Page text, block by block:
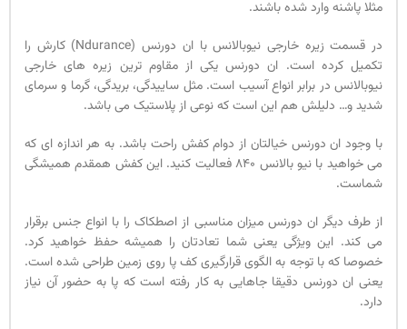
مثلا پاشنه وارد شده باشند.
در قسمت زیره خارجی نیوبالانس با ان دورنس (Ndurance) کارش را
تکمیل کرده است. ان دورنس یکی از مقاوم ترین زیره های خارجی
نیوبالانس در برابر انواع آسیب است. مثل ساییدگی، بریدگی، گرما و سرمای
شدید و… دلیلش هم این است که نوعی از پلاستیک می باشد.
با وجود ان دورنس خیالتان از دوام کفش راحت باشد. به هر اندازه ای که
می خواهید با نیو بالانس 840 فعالیت کنید. این کفش همقدم همیشگی
شماست.
از طرف دیگر ان دورنس میزان مناسبی از اصطکاک را با انواع جنس برقرار
می کند. این ویژگی یعنی شما تعادتان را همیشه حفظ خواهید کرد.
خصوصا که با توجه به الگوی قرارگیری کف پا روی زمین طراحی شده است.
یعنی ان دورنس دقیقا جاهایی به کار رفته است که پا به حضور آن نیاز
دارد.